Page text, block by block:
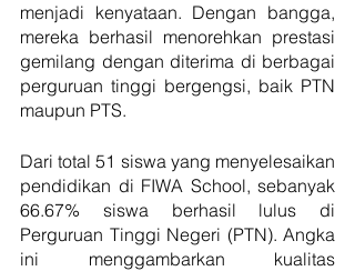
menjadi kenyataan. Dengan bangga,
mereka berhasil menorehkan prestasi
gemilang dengan diterima di berbagai
perguruan tinggi bergengsi, baik PTN
maupun PTS.
Dari total 51 siswa yang menyelesaikan
pendidikan di FIWA School, sebanyak
66.67% siswa berhasil lulus di
Perguruan Tinggi Negeri (PTN). Angka
ini menggambarkan kualitas